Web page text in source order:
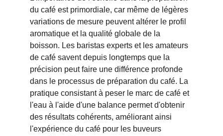
du café est primordiale, car même de légères
variations de mesure peuvent altérer le profil
aromatique et la qualité globale de la
boisson. Les baristas experts et les amateurs
de café savent depuis longtemps que la
précision peut faire une différence profonde
dans le processus de préparation du café. La
pratique consistant à peser le marc de café et
l'eau à l'aide d'une balance permet d'obtenir
des résultats cohérents, améliorant ainsi
l'expérience du café pour les buveurs